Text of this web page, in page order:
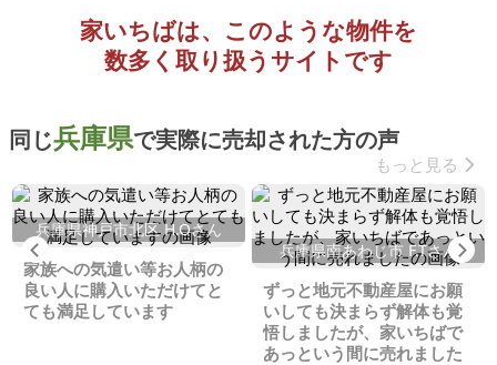
家いちばは、このような物件を
数多く取り扱うサイトです
同じ兵庫県で実際に売却された方の声
もっと見る
Previous
兵庫県神戸市北区 H.Oさん
家族への気遣い等お人柄の
良い人に購入いただけてと
ても満足しています
兵庫県南あわじ市 F.Tさん
ずっと地元不動産屋にお願
いしても決まらず解体も覚
悟しましたが、家いちばで
あっという間に売れました